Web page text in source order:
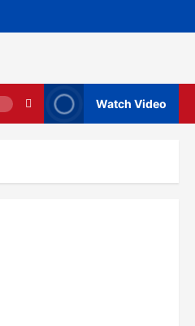
Watch Video